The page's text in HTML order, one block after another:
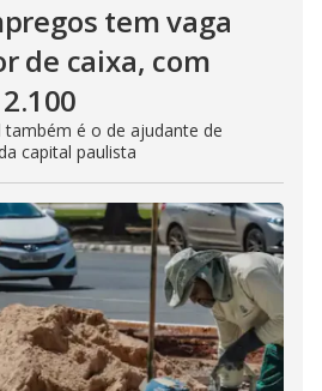
tem vaga
de caixa, com
é o de ajudante de
capital paulista